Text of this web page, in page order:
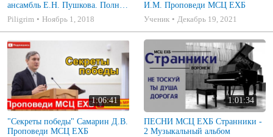
ансамбль Е.Н. Пушкова. Полное
собрание
Piligrim Ноябрь 1, 2018
И.М. Проповеди МСЦ ЕХБ
Ученик
Декабрь 19, 2021
1:06:41
"Секреты победы" Самарин Д.В.
Проповеди МСЦ ЕХБ
1:01:34
ПЕСНИ МСЦ ЕХБ Странники -
2 Музыкальный альбом